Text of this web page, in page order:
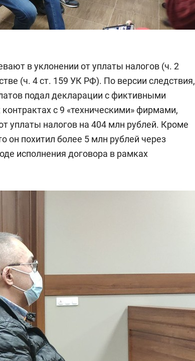
в уклонении от уплаты налогов (ч. 2
(ч. 4 ст. 159 УК РФ). По версии следствия,
подал декларации с фиктивными
с 9 «техническими» фирмами,
уплаты налогов на 404 млн рублей. Кроме
он похитил более 5 млн рублей через
исполнения договора в рамках